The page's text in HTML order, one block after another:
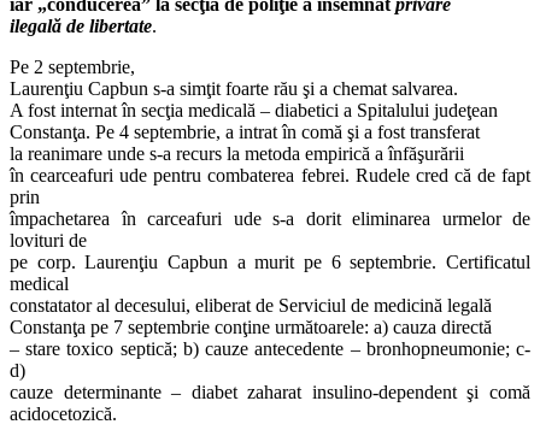
ilegală de libertate.
Pe 2 septembrie,
Laurenţiu Capbun s-a simţit foarte rău şi a chemat salvarea.
A fost internat în secţia medicală – diabetici a Spitalului judeţean
Constanţa. Pe 4 septembrie, a intrat în comă şi a fost transferat
la reanimare unde s-a recurs la metoda empirică a înfăşurării
în cearceafuri ude pentru combaterea febrei. Rudele cred că de fapt
prin
împachetarea în carceafuri ude s-a dorit eliminarea urmelor de
lovituri de
pe corp. Laurenţiu Capbun a murit pe 6 septembrie. Certificatul
medical
constatator al decesului, eliberat de Serviciul de medicină legală
Constanţa pe 7 septembrie conţine următoarele: a) cauza directă
– stare toxico septică; b) cauze antecedente – bronhopneumonie; c-
d)
cauze determinante – diabet zaharat insulino-dependent şi comă
acidocetozică.